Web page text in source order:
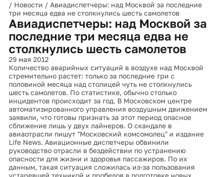
/ Новости / Авиадиспетчеры: над Москвой за последние
три месяца едва не столкнулись шесть самолетов
Авиадиспетчеры: над Москвой за
последние три месяца едва не
столкнулись шесть самолетов
29 мая 2012
Количество аварийных ситуаций в воздухе над Москвой
стремительно растет: только за последние три с
половиной месяца над столицей чуть не столкнулись
шесть самолетов. По статистике, обычно столько
инцидентов происходит за год. В Московском центре
автоматизированного управления воздушным движением
заявили, что готовы признать за этот период опасное
сближение лишь у двух лайнеров. О скандале в
авиаотрасли пишут "Московский комсомолец" и издание
Life News. Авиационные диспетчеры обвинили
руководство отрасли в бездействии по устранению
опасности для жизни и здоровья пассажиров. По их
данным, такая ситуация сложилась из-за пользования